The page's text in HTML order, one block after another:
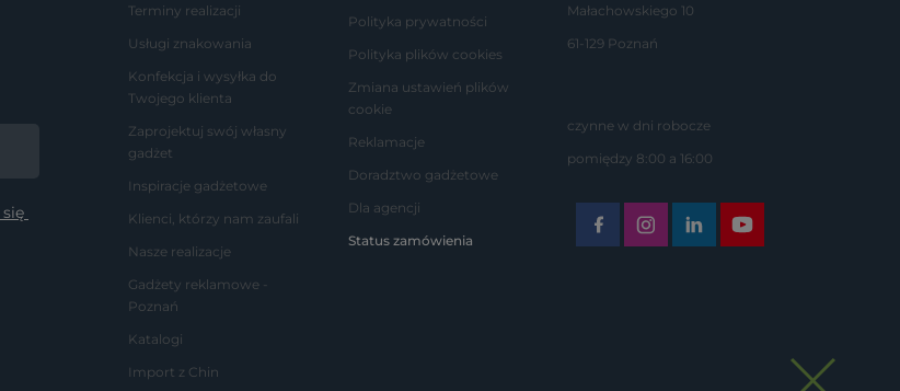
Terminy realizacji
Usługi znakowania
Konfekcja i wysyłka do
Twojego klienta
Zaprojektuj swój własny
gadżet
Inspiracje gadżetowe
Klienci, którzy nam zaufali
Nasze realizacje
Gadżety reklamowe -
Poznań
Katalogi
Import z Chin
Polityka prywatności
Polityka plików cookies
Zmiana ustawień plików
cookie
Reklamacje
Doradztwo gadżetowe
Dla agencji
Status zamówienia
Małachowskiego 10
61-129 Poznań
czynne w dni robocze
pomiędzy 8:00 a 16:00